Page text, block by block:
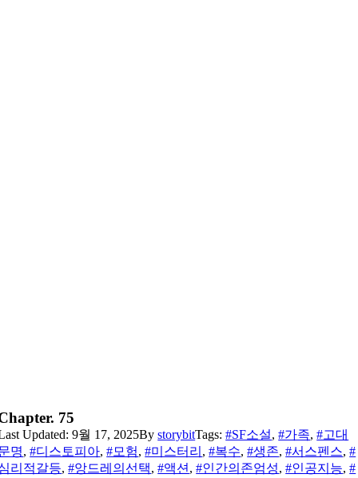
75
Updated: 9월 17, 2025BystorybitTags:#SF소설,#가족,#고대
명,#디스토피아,#모험,#미스터리 ,#복수,#생존,#서스펜스,#
리적갈등,#앙드레의선택,#액션 ,#인간의존엄성,#인공지능,#